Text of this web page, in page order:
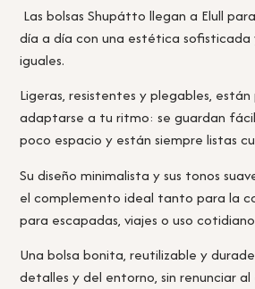
Las bolsas Shupátto llegan a Elull
día a día con una estética
iguales.
Ligeras, resistentes y plegables,
adaptarse a tu ritmo: se guardan
poco espacio y están siempre listas
Su diseño minimalista y sus tonos
el complemento ideal tanto para la
para escapadas, viajes o uso
Una bolsa bonita, reutilizable y
detalles y del entorno, sin renunciar al